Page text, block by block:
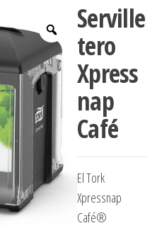
Serville
tero
Xpress
nap
Café
El Tork
Xpressnap
Café®